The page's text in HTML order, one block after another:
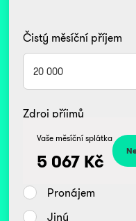
Čistý měsíční příjem
Vaše měsíční splátka
5 067 Kč
Zdroj příjmů
Zaměstnanec
Podnikatel/OSVČ
Pronájem
Jiný